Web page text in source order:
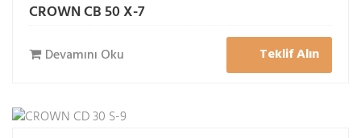
CROWN CB 50 X-7
Devamını Oku Teklif Alın